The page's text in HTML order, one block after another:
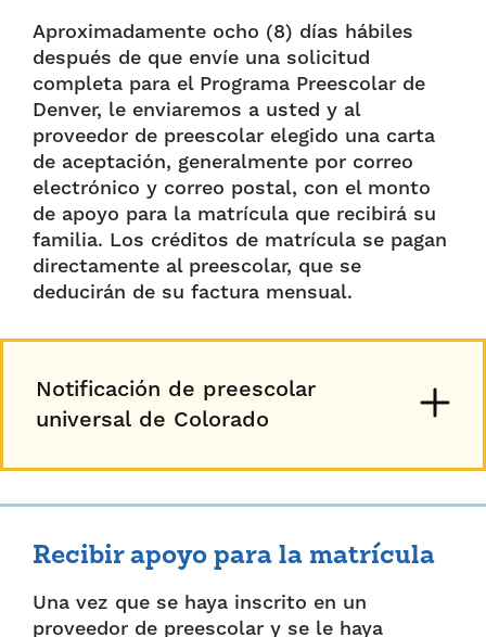
Aproximadamente ocho (8) días hábiles
después de que envíe una solicitud
completa para el Programa Preescolar de
Denver, le enviaremos a usted y al
proveedor de preescolar elegido una carta
de aceptación, generalmente por correo
electrónico y correo postal, con el monto
de apoyo para la matrícula que recibirá su
familia. Los créditos de matrícula se pagan
directamente al preescolar, que se
deducirán de su factura mensual.
Notificación de preescolar
universal de Colorado
Recibir apoyo para la matrícula
Una vez que se haya inscrito en un
proveedor de preescolar y se le haya